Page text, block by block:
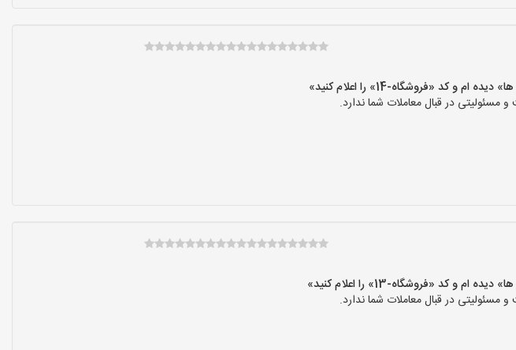
«فروشگاه-14» را اعلام کنید»
در قبال معاملات شما ندارد.
«فروشگاه-13» را اعلام کنید»
در قبال معاملات شما ندارد.